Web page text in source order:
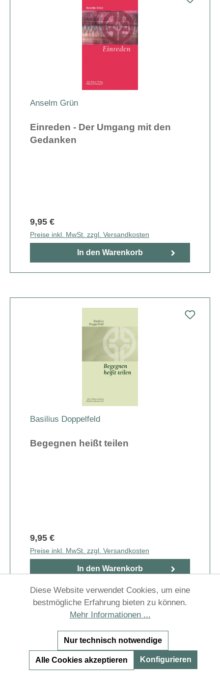
Anselm Grün
Einreden - Der Umgang mit den
Gedanken
9,95 €
Preise inkl. MwSt. zzgl. Versandkosten
In den Warenkorb
Basilius Doppelfeld
Begegnen heißt teilen
9,95 €
Preise inkl. MwSt. zzgl. Versandkosten
In den Warenkorb
Diese Website verwendet Cookies, um eine
bestmögliche Erfahrung bieten zu können.
Mehr Informationen ...
Nur technisch notwendige
Alle Cookies akzeptieren Konfigurieren